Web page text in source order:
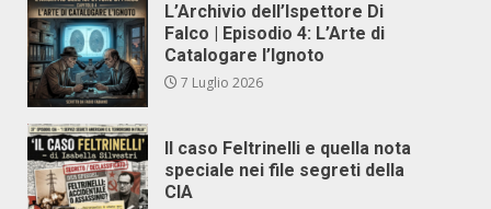
L’Archivio dell’Ispettore Di
Falco | Episodio 4: L’Arte di
Catalogare l’Ignoto
7 Luglio 2026
Il caso Feltrinelli e quella nota
speciale nei file segreti della
CIA